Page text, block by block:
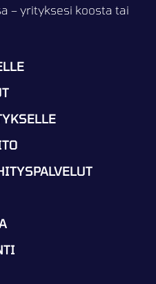
– yrityksesi koosta tai